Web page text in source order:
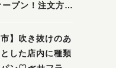
プン！注文方法
市】吹き抜けのあ
した店内に種類